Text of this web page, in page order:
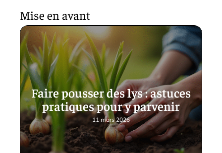
Mise en avant
Faire pousser des lys : astuces
pratiques pour y parvenir
11 mars 2026